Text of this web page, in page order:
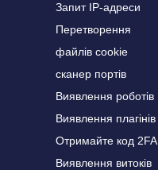
Запит IP-адреси
Перетворення
файлів cookie
сканер портів
Виявлення роботів
Виявлення плагінів
Отримайте код 2FA
Виявлення витоків